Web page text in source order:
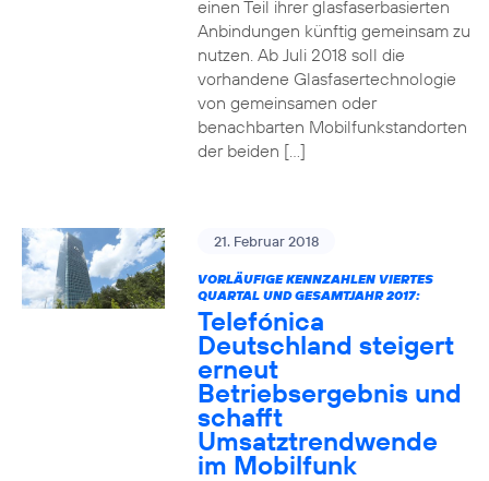
einen Teil ihrer glasfaserbasierten
Anbindungen künftig gemeinsam zu
nutzen. Ab Juli 2018 soll die
vorhandene Glasfasertechnologie
von gemeinsamen oder
benachbarten Mobilfunkstandorten
der beiden […]
21. Februar 2018
VORLÄUFIGE KENNZAHLEN VIERTES
QUARTAL UND GESAMTJAHR 2017:
Telefónica
Deutschland steigert
erneut
Betriebsergebnis und
schafft
Umsatztrendwende
im Mobilfunk